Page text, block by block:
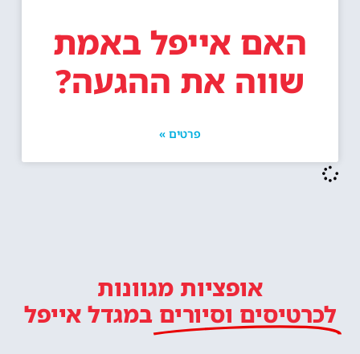
האם אייפל באמת
שווה את ההגעה?
פרטים »
אופציות מגוונות
לכרטיסים וסיורים במגדל אייפל